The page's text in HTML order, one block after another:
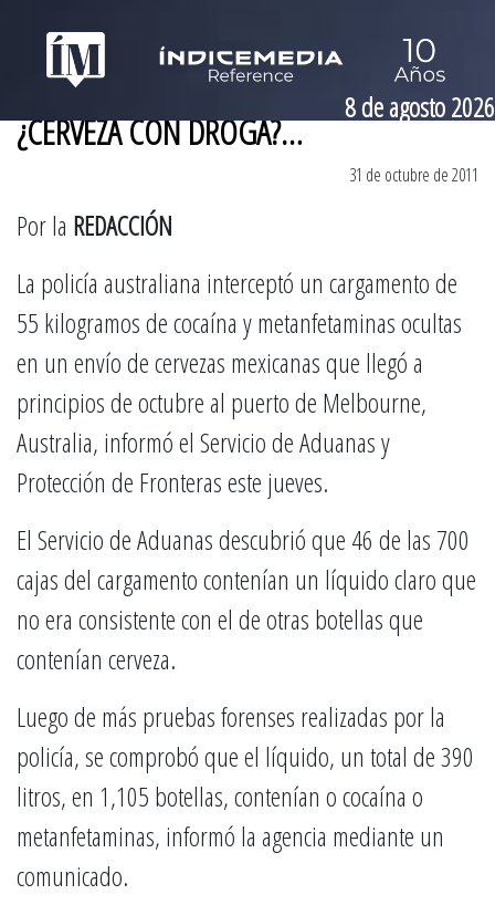
8 de agosto 2026
¿CERVEZA CON DROGA?…
31 de octubre de 2011
Por la REDACCIÓN
La policía australiana interceptó un cargamento de
55 kilogramos de cocaína y metanfetaminas ocultas
en un envío de cervezas mexicanas que llegó a
principios de octubre al puerto de Melbourne,
Australia, informó el Servicio de Aduanas y
Protección de Fronteras este jueves.
El Servicio de Aduanas descubrió que 46 de las 700
cajas del cargamento contenían un líquido claro que
no era consistente con el de otras botellas que
contenían cerveza.
Luego de más pruebas forenses realizadas por la
policía, se comprobó que el líquido, un total de 390
litros, en 1,105 botellas, contenían o cocaína o
metanfetaminas, informó la agencia mediante un
comunicado.